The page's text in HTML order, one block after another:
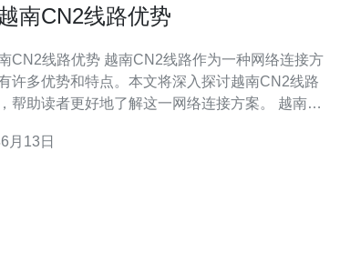
南CN2线路优势
势 越南CN2线路作为一种网络连接方
许多优势和特点。本文将深入探讨越南CN2线路
帮助读者更好地了解这一网络连接方案。 越南
连接。无论是在忙碌的网络环境下还是在高峰时
月13日